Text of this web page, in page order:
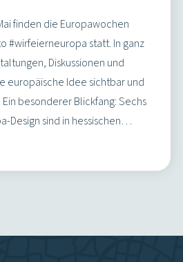
finden die Europawochen
#wirfeierneuropa statt. In ganz
Diskussionen und
europäische Idee sichtbar und
besonderer Blickfang: Sechs
Design sind in hessischen…